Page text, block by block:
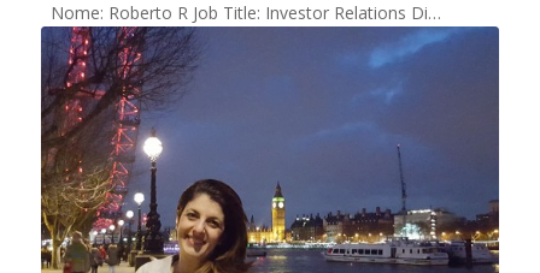
Nome: Roberto R Job Title: Investor Relations Di…